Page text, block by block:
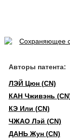
Авторы патента:
ЛЭЙ Цюн (CN)
КАН Чживэнь
КЭ Или (CN)
ЧЖАО Лэй (CN)
ДАНЬ Жун (CN)